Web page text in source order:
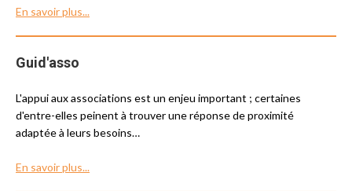
En savoir plus...
Guid'asso
L'appui aux associations est un enjeu important ; certaines
d'entre-elles peinent à trouver une réponse de proximité
adaptée à leurs besoins…
En savoir plus...